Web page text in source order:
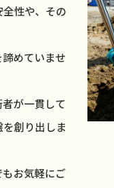
性や、その
めていませ
が一貫して
創り出しま
お気軽にご